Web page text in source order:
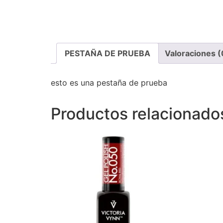
PESTAÑA DE PRUEBA Valoraciones
esto es una pestaña de prueba
Productos